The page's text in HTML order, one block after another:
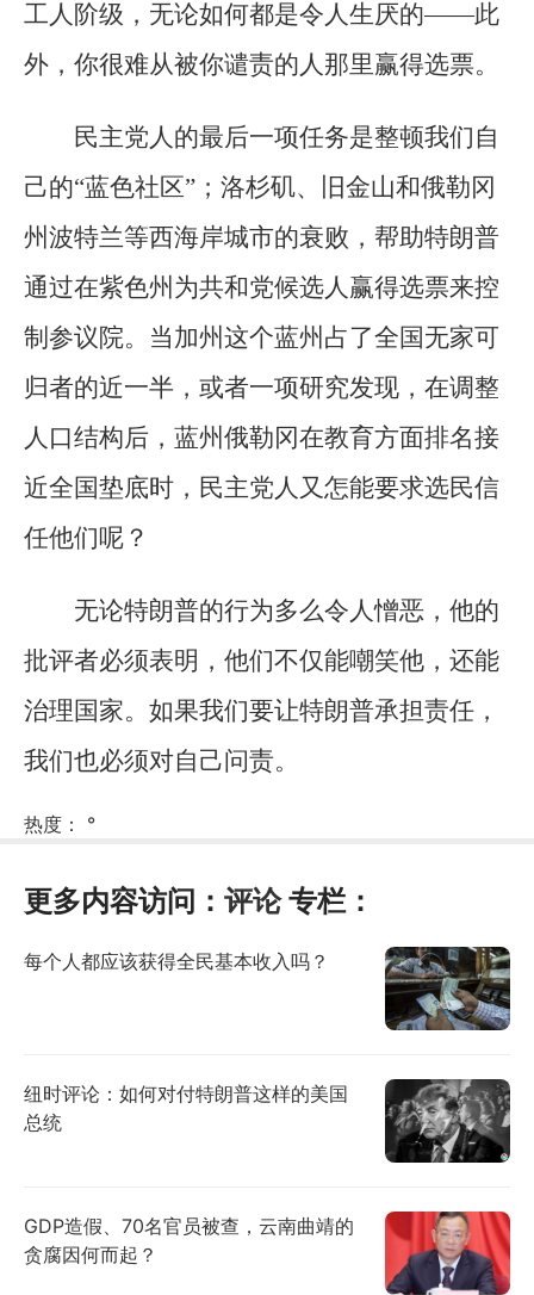
工人阶级，无论如何都是令人生厌的——此
外，你很难从被你谴责的人那里赢得选票。
民主党人的最后一项任务是整顿我们自
己的“蓝色社区”；洛杉矶、旧金山和俄勒冈
州波特兰等西海岸城市的衰败，帮助特朗普
通过在紫色州为共和党候选人赢得选票来控
制参议院。当加州这个蓝州占了全国无家可
归者的近一半，或者一项研究发现，在调整
人口结构后，蓝州俄勒冈在教育方面排名接
近全国垫底时，民主党人又怎能要求选民信
任他们呢？
无论特朗普的行为多么令人憎恶，他的
批评者必须表明，他们不仅能嘲笑他，还能
治理国家。如果我们要让特朗普承担责任，
我们也必须对自己问责。
热度： °
更多内容访问： 评论专栏：
每个人都应该获得全民基本收入吗？
纽时评论：如何对付特朗普这样的美国
总统
GDP造假、70名官员被查，云南曲靖的
贪腐因何而起？